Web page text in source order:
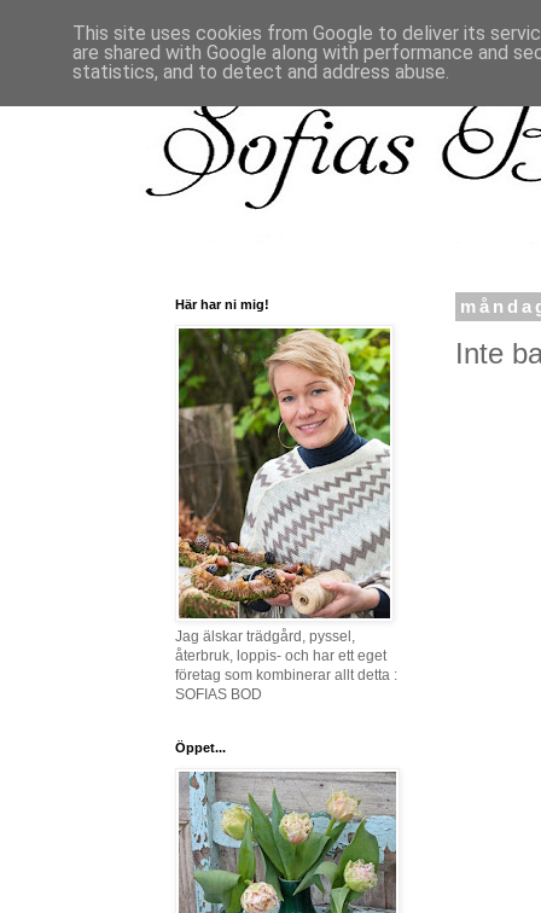
Inte
Här har ni mig!
Jag älskar trädgård, pyssel,
återbruk, loppis- och har ett eget
företag som kombinerar allt detta :
SOFIAS BOD
Öppet...
This site uses cookies from Google to deliver its
are shared with Google along with performance and
statistics, and to detect and address abuse.